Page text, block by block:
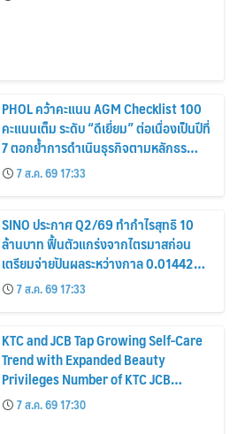
PHOL คว้าคะแนน AGM Checklist 100
คะแนนเต็ม ระดับ “ดีเยี่ยม” ต่อเนื่องเป็นปีที่
7 ตอกย้ำการดำเนินธุรกิจตามหลักธร
รมาภิบาล โปร่งใส สร้างความเชื่อมั่นผู้ถือ
หุ้น
7 ส.ค. 69 17:33
SINO ประกาศ Q2/69 ทำกำไรสุทธิ 10
ล้านบาท ฟื้นตัวแกร่งจากไตรมาสก่อน
เตรียมจ่ายปันผลระหว่างกาล 0.014423
บาทต่อหุ้น ครึ่งปีหลังมุ่งเติบโตต่อเนื่อง
7 ส.ค. 69 17:33
KTC and JCB Tap Growing Self-Care
Trend with Expanded Beauty
Privileges Number of KTC JCB
Cardmembers Spending on
Cosmetics Rises 26%
7 ส.ค. 69 17:30